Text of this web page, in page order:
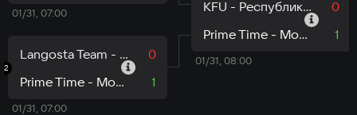
01/31, 07:00
2
Langosta Team - Липецкая область
0
Prime Time - Москва
1
01/31, 07:00
KFU - Республика Татарстан
0
Prime Time - Москва
1
01/31, 08:00